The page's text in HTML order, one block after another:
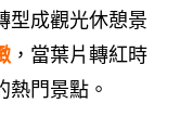
型成觀光休憩景
，當葉片轉紅時
門景點。